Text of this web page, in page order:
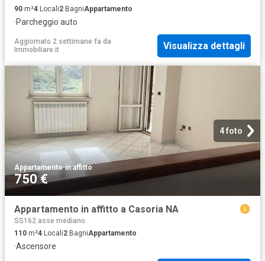
90 m²4 Locali2 BagniAppartamento
·Parcheggio auto
Aggiornato 2 settimane fa da
Immobiliare.it
Visualizza dettagli
4 foto
Appartamento·in affitto
750 €
Appartamento in affitto a Casoria NA
SS162 asse mediano
110 m²4 Locali2 BagniAppartamento
·Ascensore